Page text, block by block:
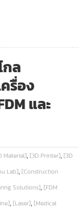
ล
รื่อง
และ
Material],[3D Printer],[3D
Lab],[Construction
Solutions],[FDM
,[Laser],[Medical